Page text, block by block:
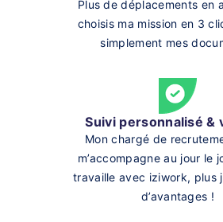
Plus de déplacements en
choisis ma mission en 3
simplement mes
Suivi personnalisé &
Mon chargé de
m’accompagne au jour le
travaille avec iziwork, plus
d’avantages !